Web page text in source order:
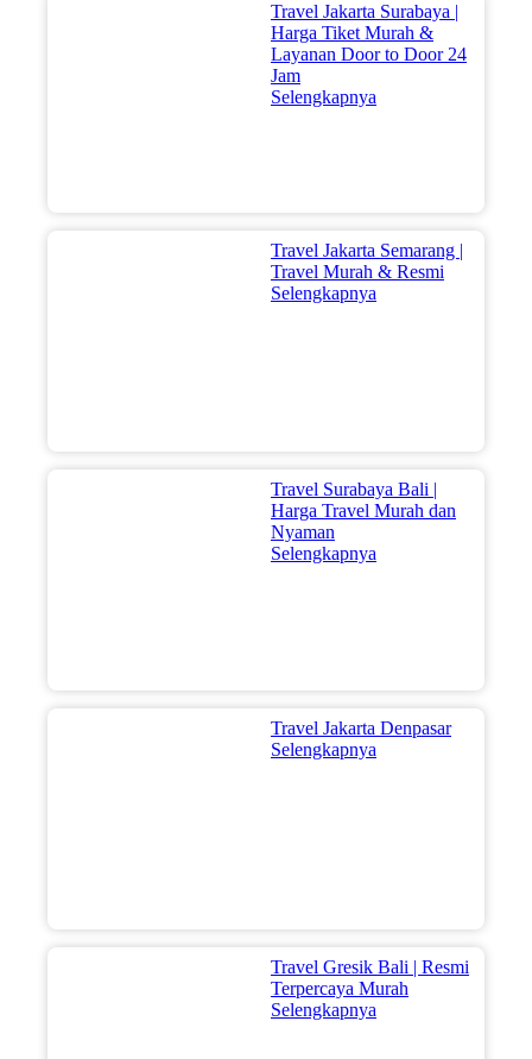
Travel Jakarta Surabaya |
Harga Tiket Murah &
Layanan Door to Door 24
Jam
Selengkapnya
Travel Jakarta Semarang |
Travel Murah & Resmi
Selengkapnya
Travel Surabaya Bali |
Harga Travel Murah dan
Nyaman
Selengkapnya
Travel Jakarta Denpasar
Selengkapnya
Travel Gresik Bali | Resmi
Terpercaya Murah
Selengkapnya